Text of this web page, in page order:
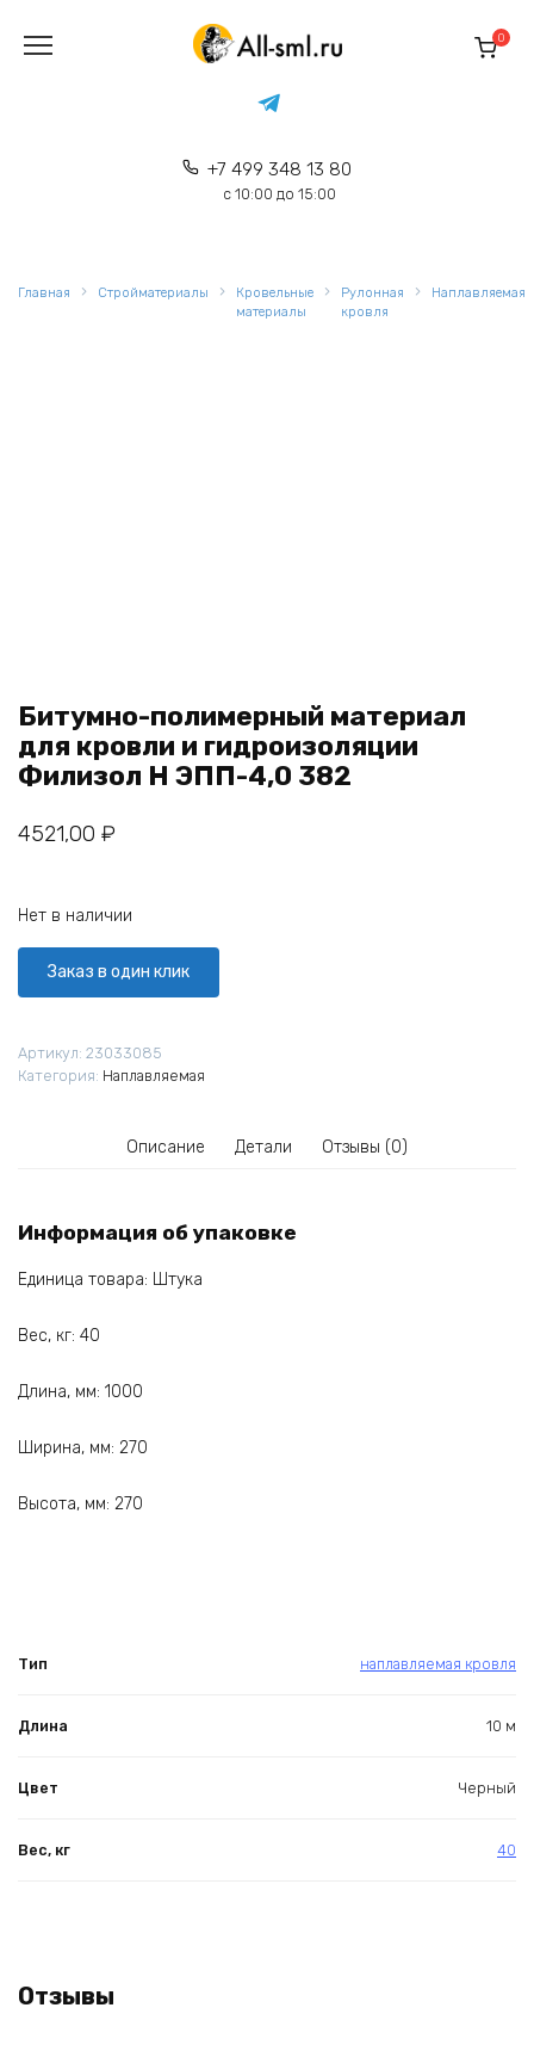
содержанию
+7 499 348 13 80
с 10:00 до 15:00
0
Главная Стройматериалы
Кровельные
материалы
Рулонная
кровля
Наплавляемая
Битумно-полимерный материал
для кровли и гидроизоляции
Филизол Н ЭПП-4,0 382
4521,00 ₽
Нет в наличии
Заказ в один клик
Артикул: 23033085
Категория: Наплавляемая
Описание Детали Отзывы (0)
Информация об упаковке
Единица товара: Штука
Вес, кг: 40
Длина, мм: 1000
Ширина, мм: 270
Высота, мм: 270
Тип наплавляемая кровля
Длина 10 м
Цвет Черный
Вес, кг 40
Отзывы